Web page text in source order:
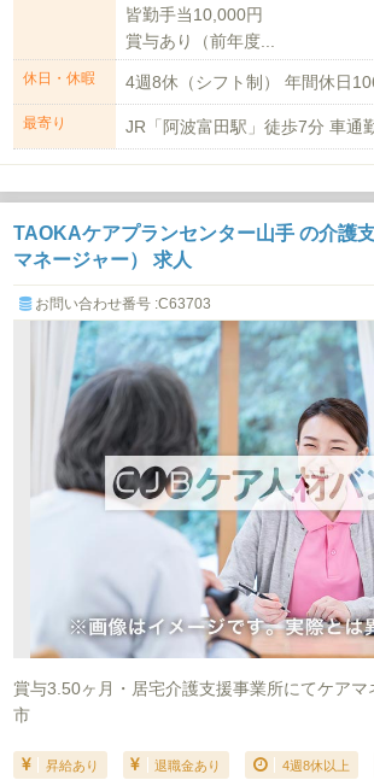
皆勤手当10,000円
賞与あり（前年度...
休日・休暇 4週8休（シフト制） 年間休日
最寄り JR「阿波富田駅」徒歩7分 車通
TAOKAケアプランセンター山手 の介護
マネージャー） 求人
お問い合わせ番号 :C63703
賞与3.50ヶ月・居宅介護支援事業所にてケアマ
市
昇給あり 退職金あり 4週8休以上